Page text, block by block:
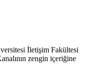
İletişim Fakültesi
zengin içeriğine